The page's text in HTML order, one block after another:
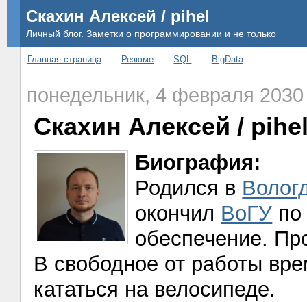
Скахин Алексей / pihel
Личный блог. Заметки о программировании и не только
Главная страница Резюме SQL BigData
понедельник, 4 февраля 2030
Скахин Алексей /
Биография:
Родился в
окончил ВоГУ
обеспечение.
В свободное от работы
кататься на велосипеде.